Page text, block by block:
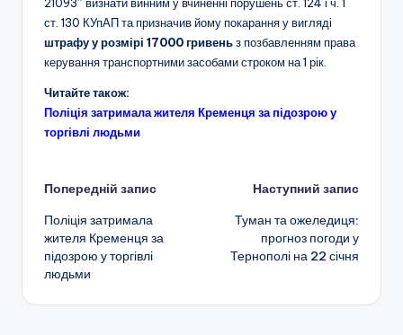
21093” визнати винним у вчиненні порушень ст. 124 і ч. 1
ст. 130 КУпАП та призначив йому покарання у вигляді
штрафу у розмірі 17000 гривеньз позбавленням права
керування транспортними засобами строком на 1 рік.
Читайте також:
Поліція затримала жителя Кременця за підозрою у
торгівлі людьми
Навігація
по
запису
Попередній запис
Поліція затримала
жителя Кременця за
підозрою у торгівлі
людьми
Наступний запис
Туман та ожеледиця:
прогноз погоди у
Тернополі на 22 січня